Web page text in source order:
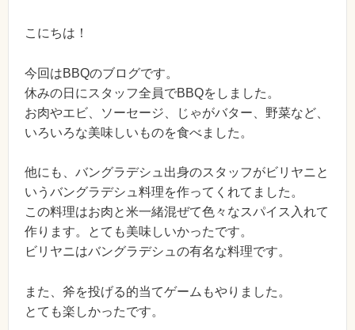
こにちは！
今回はBBQのブログです。
休みの日にスタッフ全員でBBQをしました。
お肉やエビ、ソーセージ、じゃがバター、野菜など、
いろいろな美味しいものを食べました。
他にも、バングラデシュ出身のスタッフがビリヤニと
いうバングラデシュ料理を作ってくれてました。
この料理はお肉と米一緒混ぜて色々なスパイス入れて
作ります。とても美味しいかったです。
ビリヤニはバングラデシュの有名な料理です。
また、斧を投げる的当てゲームもやりました。
とても楽しかったです。